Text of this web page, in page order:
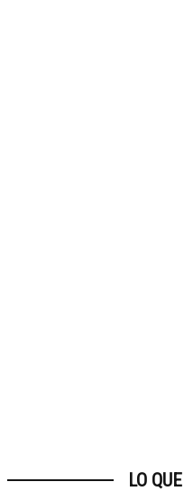
LO